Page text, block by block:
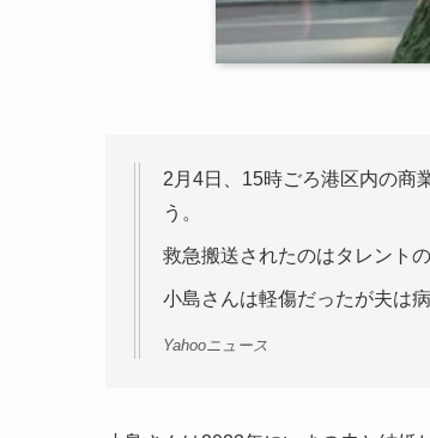
2月4日、15時ごろ港区内の商
う。
救急搬送されたのはタレント
小島さんは軽傷だったが夫は
Yahooニュース